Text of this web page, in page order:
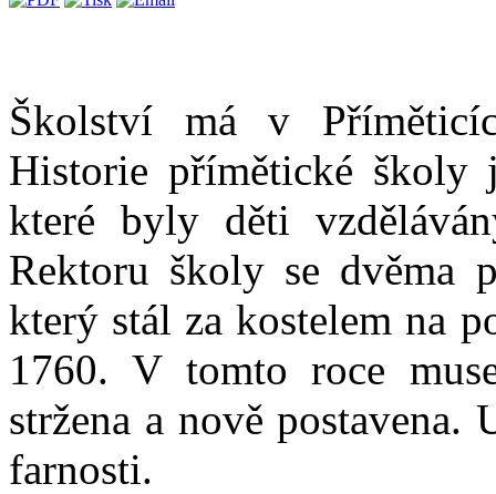
Školství má v
Historie přímětické školy
které byly děti
Rektoru školy se dvěma
který stál za kostelem na
1760. V tomto roce
stržena a nově
farnosti.